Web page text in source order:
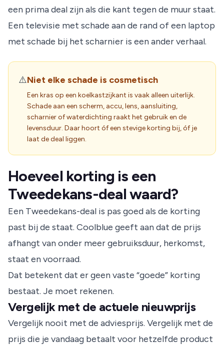
een prima deal zijn als die kant tegen de muur staat.
Een televisie met schade aan de rand of een laptop
met schade bij het scharnier is een ander verhaal.
⚠️Niet elke schade is cosmetisch
Een kras op een koelkastzijkant is vaak alleen uiterlijk.
Schade aan een scherm, accu, lens, aansluiting,
scharnier of waterdichting raakt het gebruik en de
levensduur. Daar hoort óf een stevige korting bij, óf je
laat de deal liggen.
Hoeveel korting is een
Tweedekans-deal waard?
Een Tweedekans-deal is pas goed als de korting
past bij de staat. Coolblue geeft aan dat de prijs
afhangt van onder meer gebruiksduur, herkomst,
staat en voorraad.
Dat betekent dat er geen vaste “goede” korting
bestaat. Je moet rekenen.
Vergelijk met de actuele nieuwprijs
Vergelijk nooit met de adviesprijs. Vergelijk met de
prijs die je vandaag betaalt voor hetzelfde product